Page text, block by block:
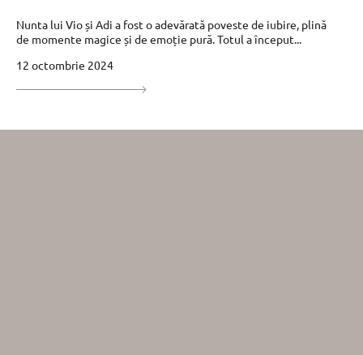
Nunta lui Vio și Adi a fost o adevărată poveste de iubire, plină
de momente magice și de emoție pură. Totul a început...
12 octombrie 2024